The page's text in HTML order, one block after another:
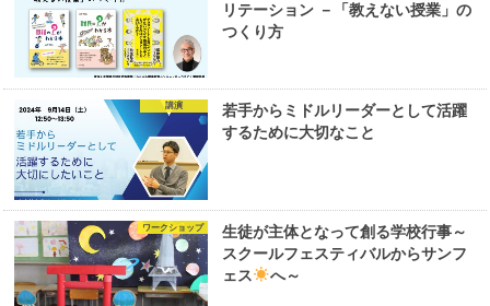
リテーション －「教えない授業」の
つくり方
講演
若手からミドルリーダーとして活躍
するために大切なこと
ワークショップ
生徒が主体となって創る学校行事～
スクールフェスティバルからサンフ
ェス
へ～